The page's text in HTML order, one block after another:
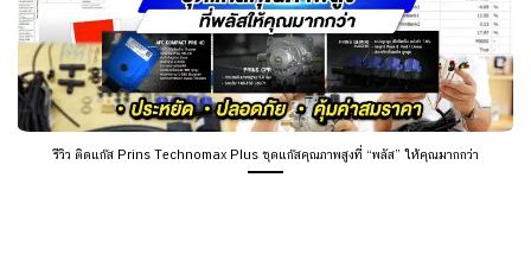
รีวิว ติดแก๊ส Prins Technomax Plus ชุดแก๊สคุณภาพสูงที่ “พลัส” ให้คุณมากกว่า